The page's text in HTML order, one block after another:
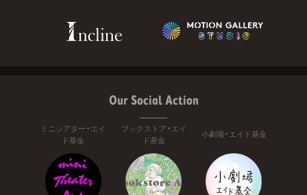
Our Social Action
ミニシアター・エイ
ド基金
ブックストア・エイ
ド基金
小劇場・エイド基金